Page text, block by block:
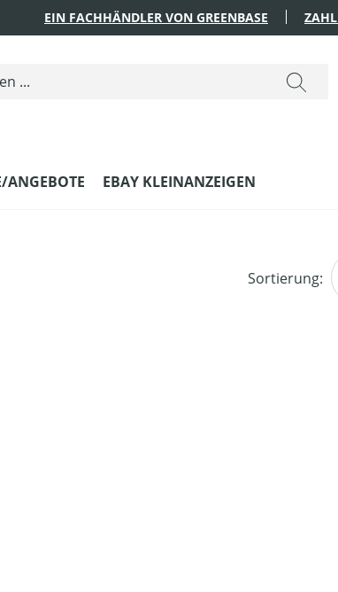
EIN FACHHÄNDLER VON GREENBASE
ANGEBOTE EBAY KLEINANZEIGEN
Sortierung: